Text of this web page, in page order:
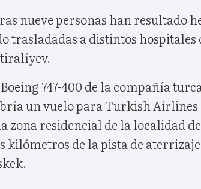
nueve personas han resultado
trasladadas a distintos hospitales
747-400 de la compañía
un vuelo para Turkish Airlines
zona residencial de la localidad
kilómetros de la pista de